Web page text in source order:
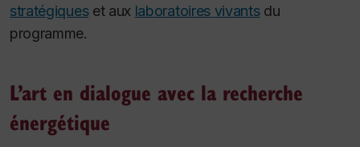
stratégiqueset aux laboratoires vivantsdu
programme.
L’art en dialogue avec la recherche
énergétique